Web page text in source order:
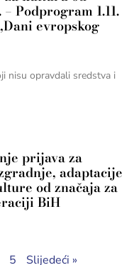
Podprogram 1.11.
evropskog
nisu opravdali sredstva i
prijava za
adaptacije
od značaja za
BiH
5 Slijedeći »